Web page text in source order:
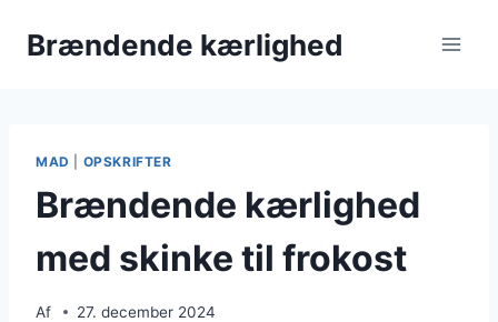
Brændende kærlighed
MAD OPSKRIFTER
Brændende kærlighed
med skinke til frokost
Af 27. december 2024